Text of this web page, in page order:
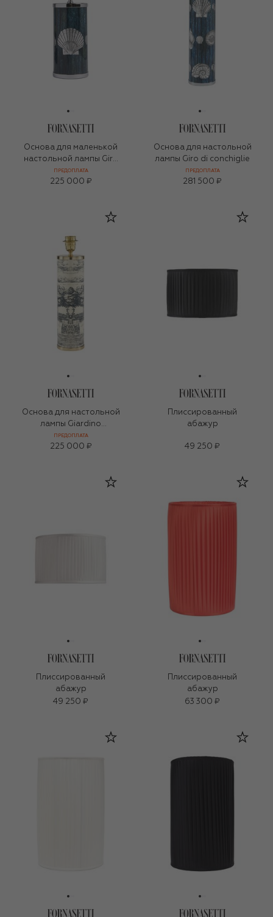
Основа для маленькой
настольной лампы Giro
di conchiglie
ПРЕДОПЛАТА
225 000 ₽
Основа для настольной
лампы Giro di conchiglie
ПРЕДОПЛАТА
281 500 ₽
Основа для настольной
лампы Giardino
Settecentesco
ПРЕДОПЛАТА
225 000 ₽
Плиссированный
абажур
49 250 ₽
Плиссированный
абажур
49 250 ₽
Плиссированный
абажур
63 300 ₽